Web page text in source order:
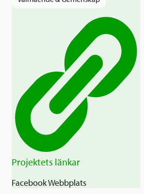
Projektets länkar
FacebookWebbplats